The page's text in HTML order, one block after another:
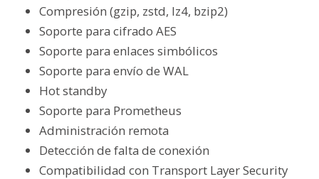
Compresión (gzip, zstd, lz4, bzip2)
Soporte para cifrado AES
Soporte para enlaces simbólicos
Soporte para envío de WAL
Hot standby
Soporte para Prometheus
Administración remota
Detección de falta de conexión
Compatibilidad con Transport Layer Security